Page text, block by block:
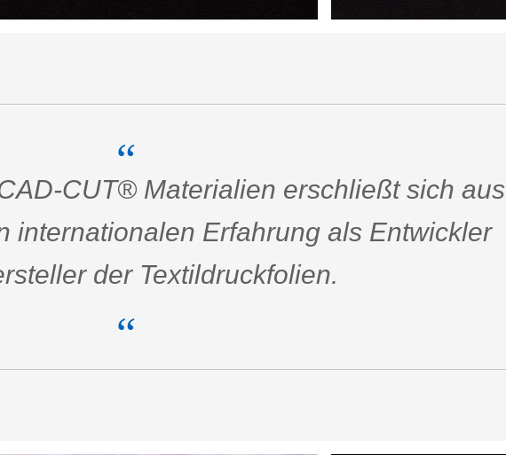
“
CUT® Materialien erschließt sich aus
internationalen Erfahrung als Entwickler
der Textildruckfolien.
“